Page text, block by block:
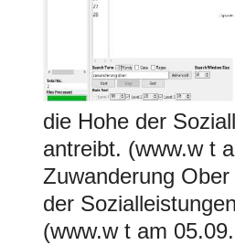
die Hohe der
antreibt. (www.w t
Zuwanderung
der
(www.w t am